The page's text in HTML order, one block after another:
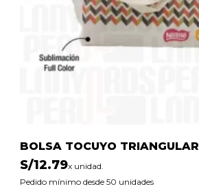
BOLSA TOCUYO TRIANGULAR
S/12.79x unidad.
Pedido mínimo desde 50 unidades